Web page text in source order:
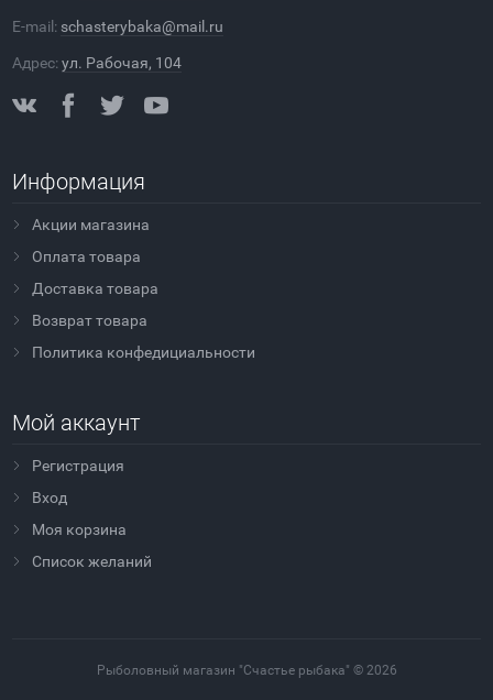
E-mail: schasterybaka@mail.ru
Адрес:ул. Рабочая, 104
Информация
Акции магазина
Оплата товара
Доставка товара
Возврат товара
Политика конфедициальности
Мой аккаунт
Регистрация
Вход
Моя корзина
Cписок желаний
Рыболовный магазин "Счастье рыбака" © 2026